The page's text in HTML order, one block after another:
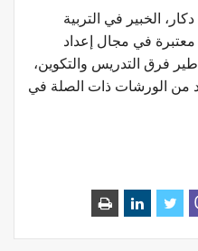
الخبير في التربية
معتبرة في مجال إعداد
فرق التدريس والتكوين،
الورشات ذات الصلة في